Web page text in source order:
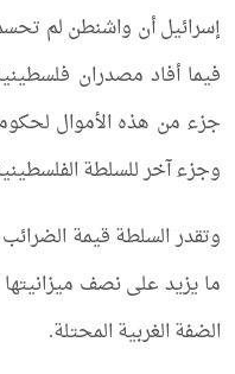
إسرائيل أن واشنطن لم
فيما أفاد مصدران
جزء من هذه الأموال
وجزء آخر للسلطة
ما يزيد على نصف ميزانيتها
الضفة الغربية المحتلة.